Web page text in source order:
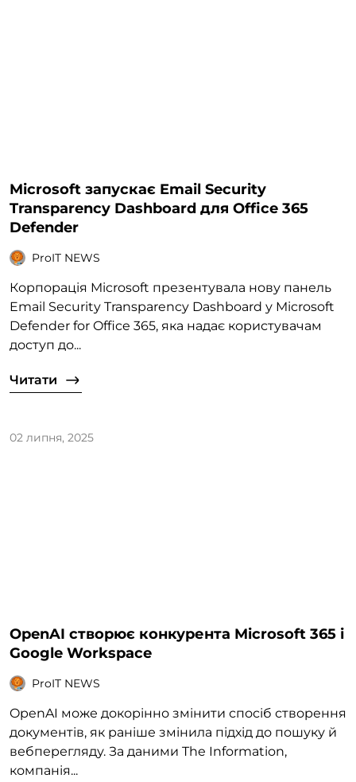
Microsoft запускає Email Security
Transparency Dashboard для Office 365
Defender
ProIT NEWS
Корпорація Microsoft презентувала нову панель
Email Security Transparency Dashboard у Microsoft
Defender for Office 365, яка надає користувачам
доступ до...
Читати
02 липня, 2025
OpenAI створює конкурента Microsoft 365 і
Google Workspace
ProIT NEWS
OpenAI може докорінно змінити спосіб створення
документів, як раніше змінила підхід до пошуку й
вебперегляду. За даними The Information,
компанія...